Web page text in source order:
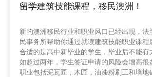
留学建筑技能课程，移民澳洲！
新的澳洲移民行业和职业风口已经出现，法
民事务所帮助你通过就读建筑技能职业课程
合适的是高中新毕业的学生，毕业后不能有
如超过两年，学生签证申请的风险会增高很
职业包括泥瓦匠，木匠，油漆粉刷工和墙地